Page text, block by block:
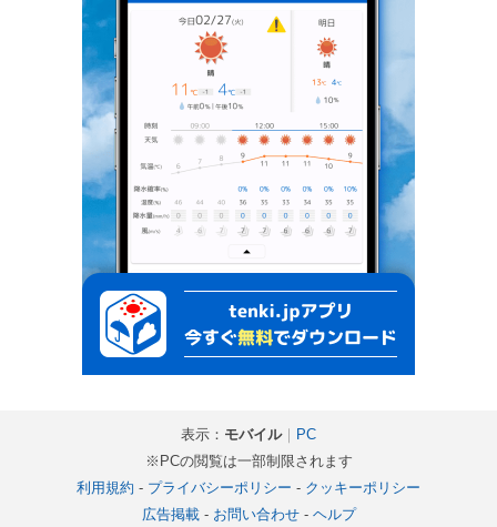
表示： モバイル｜ PC
※PCの閲覧は一部制限されます
利用規約 - プライバシーポリシー - クッキーポリシー
広告掲載- お問い合わせ- ヘルプ